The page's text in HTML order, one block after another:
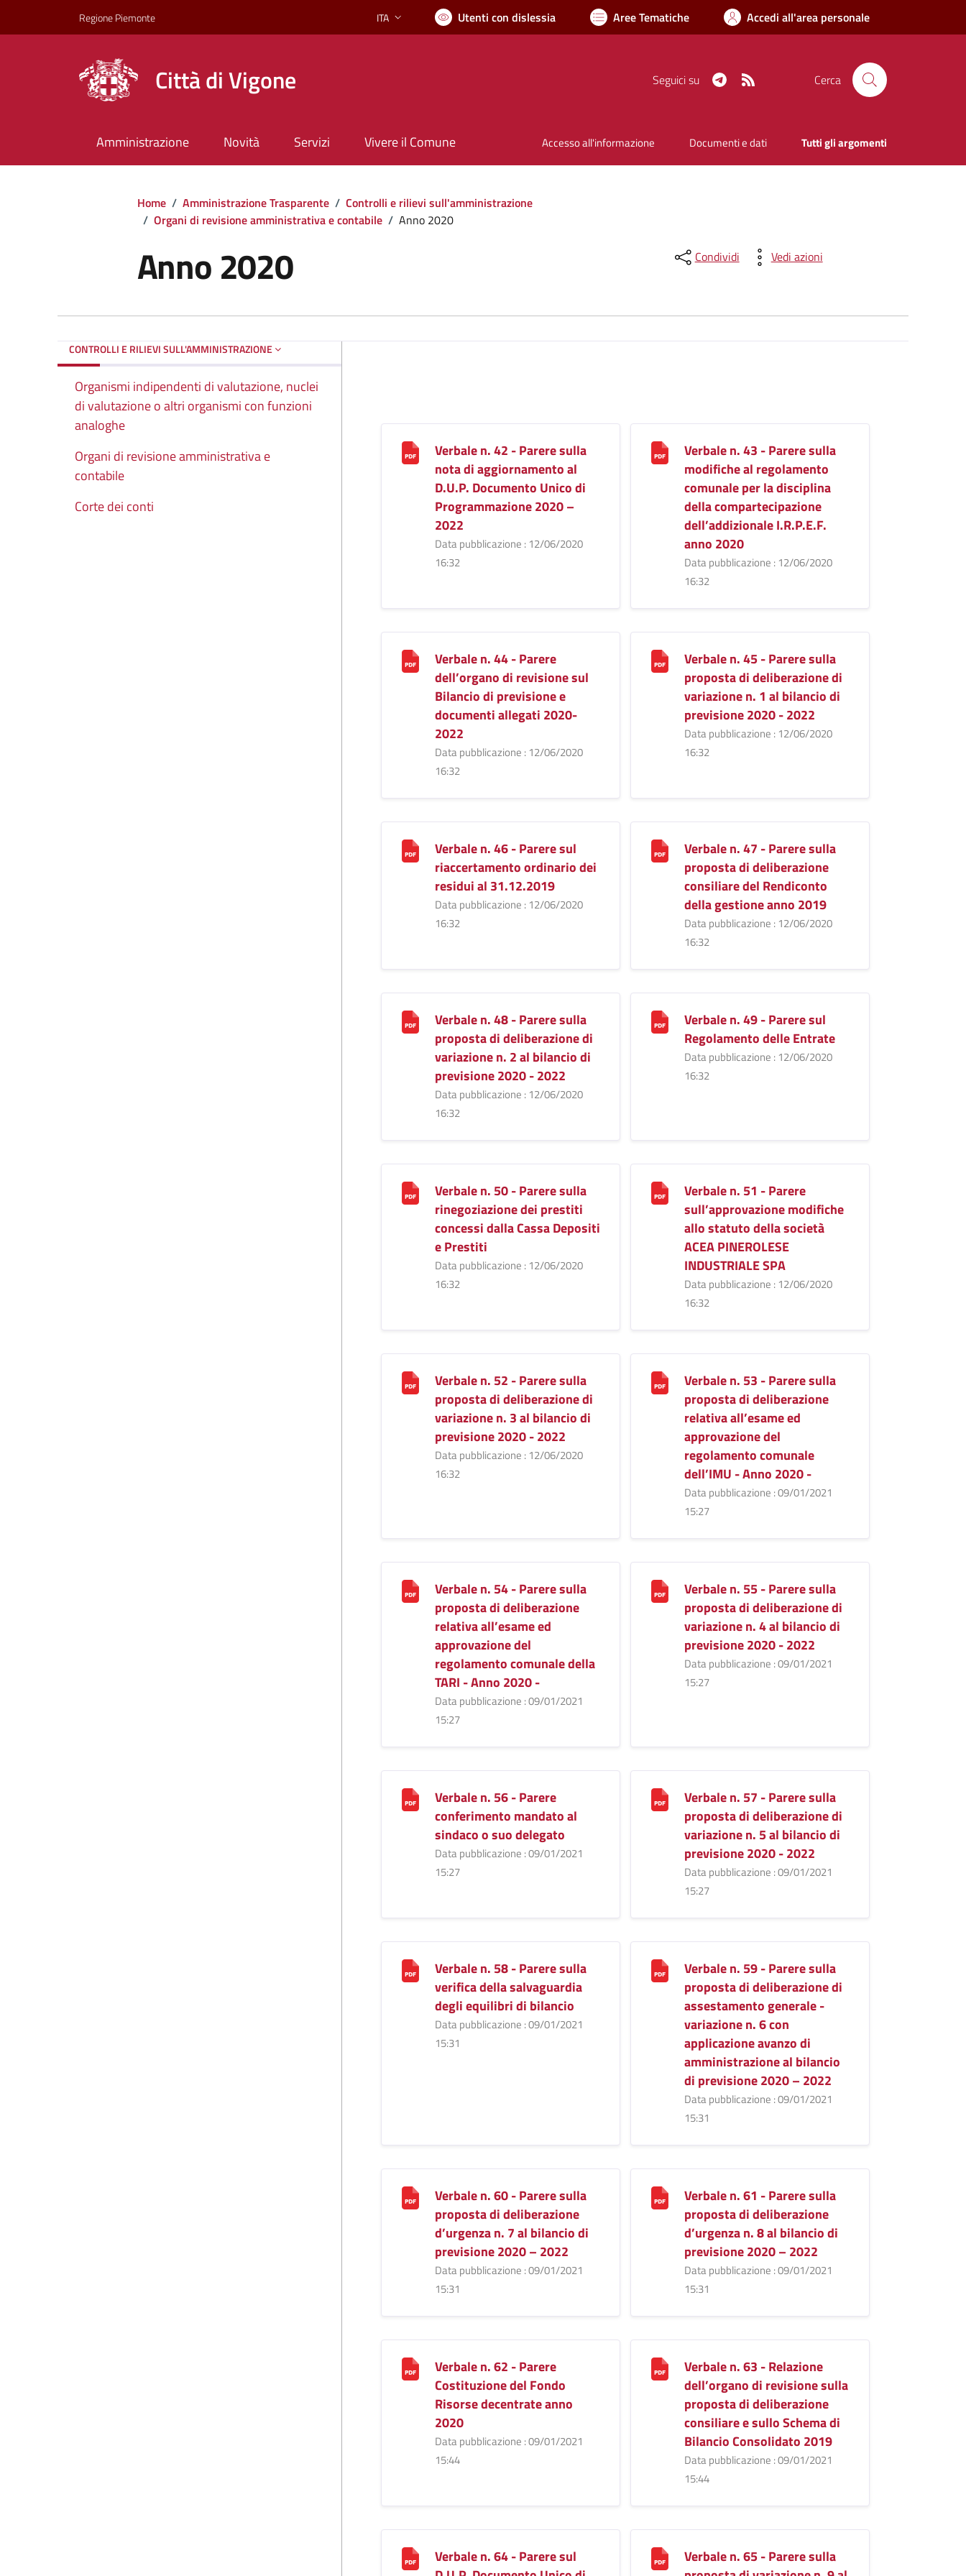
Regione Piemonte Lingua attiva:
ITA Utenti con dislessia Aree Tematiche Accedi all'area personale
Città di Vigone Seguici su Telegram Cerca
Amministrazione Novità Servizi Vivere il Comune Accesso all'informazione Documenti e dati Tutti gli argomenti
Home / Amministrazione Trasparente / Controlli e rilievi sull'amministrazione
/ Organi di revisione amministrativa e contabile / Anno 2020
Anno 2020 Condividi Vedi azioni
CONTROLLI E RILIEVI SULL'AMMINISTRAZIONE
Organismi indipendenti di valutazione, nuclei
di valutazione o altri organismi con funzioni
analoghe
Organi di revisione amministrativa e
contabile
Corte dei conti
Verbale n. 42 - Parere sulla
nota di aggiornamento al
D.U.P. Documento Unico di
Programmazione 2020 –
2022
Data pubblicazione : 12/06/2020
16:32
Verbale n. 43 - Parere sulla
modifiche al regolamento
comunale per la disciplina
della compartecipazione
dell’addizionale I.R.P.E.F.
anno 2020
Data pubblicazione : 12/06/2020
16:32
Verbale n. 44 - Parere
dell’organo di revisione sul
Bilancio di previsione e
documenti allegati 2020-
2022
Data pubblicazione : 12/06/2020
16:32
Verbale n. 45 - Parere sulla
proposta di deliberazione di
variazione n. 1 al bilancio di
previsione 2020 - 2022
Data pubblicazione : 12/06/2020
16:32
Verbale n. 46 - Parere sul
riaccertamento ordinario dei
residui al 31.12.2019
Data pubblicazione : 12/06/2020
16:32
Verbale n. 47 - Parere sulla
proposta di deliberazione
consiliare del Rendiconto
della gestione anno 2019
Data pubblicazione : 12/06/2020
16:32
Verbale n. 48 - Parere sulla
proposta di deliberazione di
variazione n. 2 al bilancio di
previsione 2020 - 2022
Data pubblicazione : 12/06/2020
16:32
Verbale n. 49 - Parere sul
Regolamento delle Entrate
Data pubblicazione : 12/06/2020
16:32
Verbale n. 50 - Parere sulla
rinegoziazione dei prestiti
concessi dalla Cassa Depositi
e Prestiti
Data pubblicazione : 12/06/2020
16:32
Verbale n. 51 - Parere
sull’approvazione modifiche
allo statuto della società
ACEA PINEROLESE
INDUSTRIALE SPA
Data pubblicazione : 12/06/2020
16:32
Verbale n. 52 - Parere sulla
proposta di deliberazione di
variazione n. 3 al bilancio di
previsione 2020 - 2022
Data pubblicazione : 12/06/2020
16:32
Verbale n. 53 - Parere sulla
proposta di deliberazione
relativa all’esame ed
approvazione del
regolamento comunale
dell’IMU - Anno 2020 -
Data pubblicazione : 09/01/2021
15:27
Verbale n. 54 - Parere sulla
proposta di deliberazione
relativa all’esame ed
approvazione del
regolamento comunale della
TARI - Anno 2020 -
Data pubblicazione : 09/01/2021
15:27
Verbale n. 55 - Parere sulla
proposta di deliberazione di
variazione n. 4 al bilancio di
previsione 2020 - 2022
Data pubblicazione : 09/01/2021
15:27
Verbale n. 56 - Parere
conferimento mandato al
sindaco o suo delegato
Data pubblicazione : 09/01/2021
15:27
Verbale n. 57 - Parere sulla
proposta di deliberazione di
variazione n. 5 al bilancio di
previsione 2020 - 2022
Data pubblicazione : 09/01/2021
15:27
Verbale n. 58 - Parere sulla
verifica della salvaguardia
degli equilibri di bilancio
Data pubblicazione : 09/01/2021
15:31
Verbale n. 59 - Parere sulla
proposta di deliberazione di
assestamento generale -
variazione n. 6 con
applicazione avanzo di
amministrazione al bilancio
di previsione 2020 – 2022
Data pubblicazione : 09/01/2021
15:31
Verbale n. 60 - Parere sulla
proposta di deliberazione
d’urgenza n. 7 al bilancio di
previsione 2020 – 2022
Data pubblicazione : 09/01/2021
15:31
Verbale n. 61 - Parere sulla
proposta di deliberazione
d’urgenza n. 8 al bilancio di
previsione 2020 – 2022
Data pubblicazione : 09/01/2021
15:31
Verbale n. 62 - Parere
Costituzione del Fondo
Risorse decentrate anno
2020
Data pubblicazione : 09/01/2021
15:44
Verbale n. 63 - Relazione
dell’organo di revisione sulla
proposta di deliberazione
consiliare e sullo Schema di
Bilancio Consolidato 2019
Data pubblicazione : 09/01/2021
15:44
Verbale n. 64 - Parere sul
Verbale n. 65 - Parere sulla